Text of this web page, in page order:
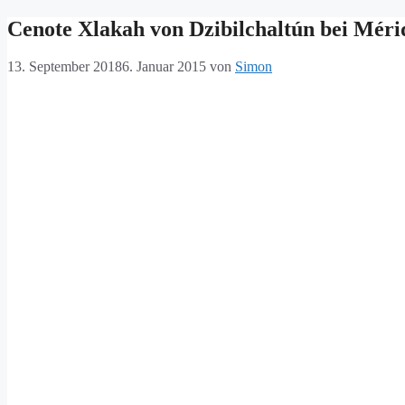
Cenote Xlakah von Dzibilchaltún bei
13. September 20186. Januar 2015 von Simon